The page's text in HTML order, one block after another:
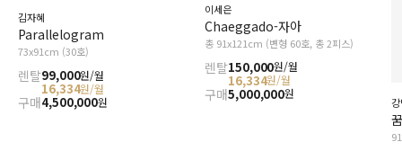
김자혜
Parallelogram
73x91cm (30호)
렌탈99,000원/월
16,334원/월
구매4,500,000원
이세은
Chaeggado-자아
총 91x121cm (변형 60호, 총 2피스)
렌탈150,000원/월
16,334원/월
구매5,000,000원